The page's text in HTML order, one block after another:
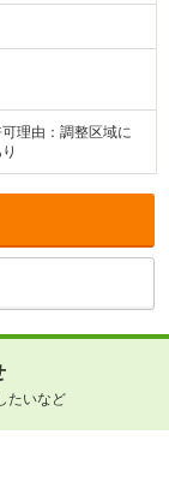
理由：調整区域に
たいなど